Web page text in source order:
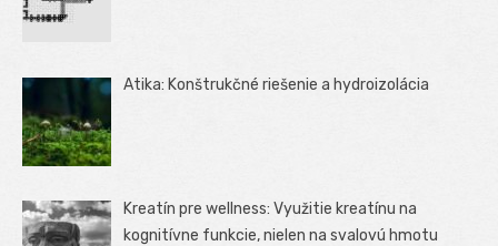
Atika: Konštrukčné riešenie a hydroizolácia
Kreatín pre wellness: Využitie kreatínu na
kognitívne funkcie, nielen na svalovú hmotu